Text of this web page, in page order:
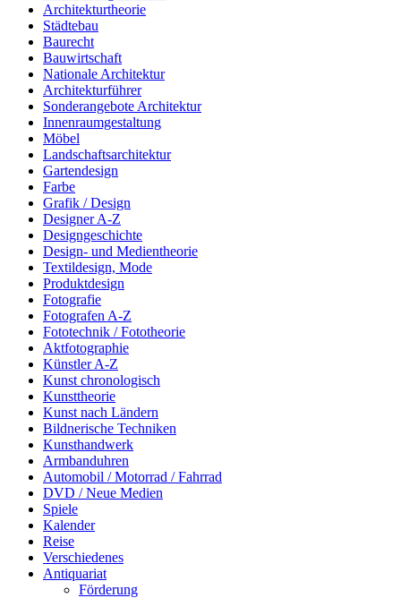
Architekturtheorie
Städtebau
Baurecht
Bauwirtschaft
Nationale Architektur
Architekturführer
Sonderangebote Architektur
Innenraumgestaltung
Möbel
Landschaftsarchitektur
Gartendesign
Farbe
Grafik / Design
Designer A-Z
Designgeschichte
Design- und Medientheorie
Textildesign, Mode
Produktdesign
Fotografie
Fotografen A-Z
Fototechnik / Fototheorie
Aktfotographie
Künstler A-Z
Kunst chronologisch
Kunsttheorie
Kunst nach Ländern
Bildnerische Techniken
Kunsthandwerk
Armbanduhren
Automobil / Motorrad / Fahrrad
DVD / Neue Medien
Spiele
Kalender
Reise
Verschiedenes
Antiquariat
Förderung